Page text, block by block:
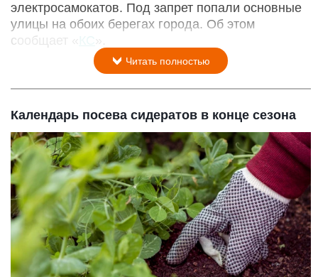
электросамокатов. Под запрет попали основные
улицы на обоих берегах города. Об этом
сообщает « КС
Читать полностью
Календарь посева сидератов в конце сезона